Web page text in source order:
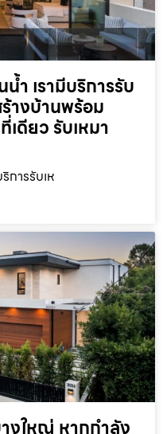
ำ เรามีบริการรับ
างบ้านพร้อม
ดียว รับเหมา
การรับเห
งใหญ่ หากกำลัง